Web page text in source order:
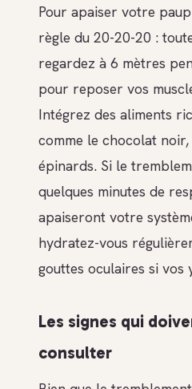
Pour apaiser votre
règle du 20-20-20 :
regardez à 6 mètres
pour reposer vos
Intégrez des aliments
comme le chocolat noir,
épinards. Si le
quelques minutes de
apaiseront votre
hydratez-vous
gouttes oculaires si vos
Les signes qui
consulter